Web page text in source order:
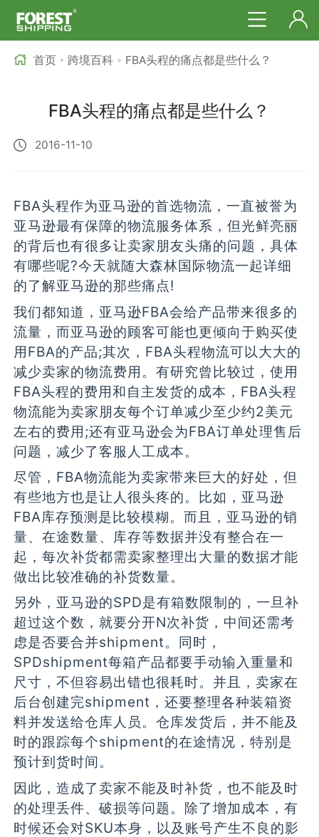
首页 > 跨境百科 > FBA头程的痛点都是些什么？
FBA头程的痛点都是些什么？
2016-11-10
FBA头程作为亚马逊的首选物流，一直被誉为
亚马逊最有保障的物流服务体系，但光鲜亮丽
的背后也有很多让卖家朋友头痛的问题，具体
有哪些呢?今天就随大森林国际物流一起详细
的了解亚马逊的那些痛点!
我们都知道，亚马逊FBA会给产品带来很多的
流量，而亚马逊的顾客可能也更倾向于购买使
用FBA的产品;其次，FBA头程物流可以大大的
减少卖家的物流费用。有研究曾比较过，使用
FBA头程的费用和自主发货的成本，FBA头程
物流能为卖家朋友每个订单减少至少约2美元
左右的费用;还有亚马逊会为FBA订单处理售后
问题，减少了客服人工成本。
尽管，FBA物流能为卖家带来巨大的好处，但
有些地方也是让人很头疼的。比如，亚马逊
FBA库存预测是比较模糊。而且，亚马逊的销
量、在途数量、库存等数据并没有整合在一
起，每次补货都需卖家整理出大量的数据才能
做出比较准确的补货数量。
另外，亚马逊的SPD是有箱数限制的，一旦补
超过这个数，就要分开N次补货，中间还需考
虑是否要合并shipment。同时，
SPDshipment每箱产品都要手动输入重量和
尺寸，不但容易出错也很耗时。并且，卖家在
后台创建完shipment，还要整理各种装箱资
料并发送给仓库人员。仓库发货后，并不能及
时的跟踪每个shipment的在途情况，特别是
预计到货时间。
因此，造成了卖家不能及时补货，也不能及时
的处理丢件、破损等问题。除了增加成本，有
时候还会对SKU本身，以及账号产生不良的影